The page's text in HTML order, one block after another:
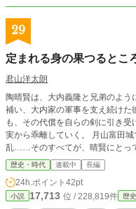
29
定まれる身の果つるとこ
君山洋太朗
陶晴賢は、大内義隆と兄弟のよう
補い、大内家の軍事を支え続けた
も、その代償を自らの剣に引き受けようとする。 だが
実から乖離していく。 月山富田
乱……そのすべてが、晴賢にとっ
変わっていく。 やむなく起こした軍事行動は、主君の死という最悪の結果を招
く。 晴賢は自らの行動が忠義だ
ま、大内家再興を図るも支持を失
へと向かう。
歴史・時代 連載中 長編
24h.ポイント 42pt
小説 17,713 位 / 228,819件 歴